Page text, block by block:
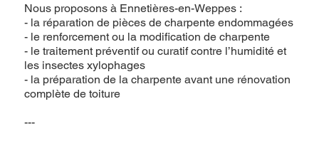
Nous proposons à Ennetières-en-Weppes :
- la réparation de pièces de charpente endommagées
- le renforcement ou la modification de charpente
- le traitement préventif ou curatif contre l’humidité et
les insectes xylophages
- la préparation de la charpente avant une rénovation
complète de toiture
---